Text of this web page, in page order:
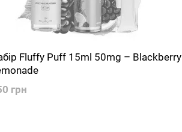
Fluffy Puff 15ml 50mg – Blackberry
грн